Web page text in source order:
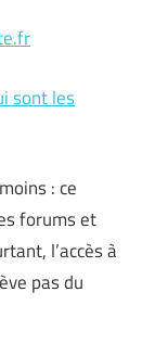
sont les
: ce
forums et
l’accès à
pas du